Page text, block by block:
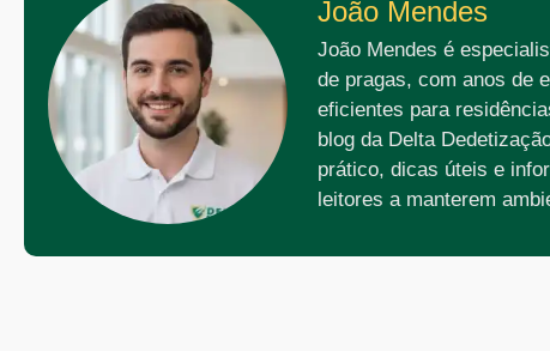
João Mendes
João Mendes é
de pragas, com anos de
eficientes para
blog da Delta
prático, dicas úteis e
leitores a manterem